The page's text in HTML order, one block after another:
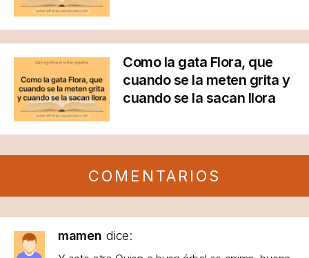
Como la gata Flora, que
cuando se la meten grita y
cuando se la sacan llora
COMENTARIOS
mamen dice: